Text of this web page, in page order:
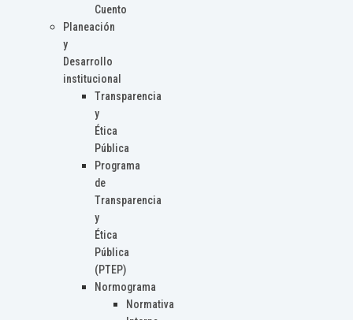
Cuento
Planeación
y
Desarrollo
institucional
Transparencia
y
Ética
Pública
Programa
de
Transparencia
y
Ética
Pública
(PTEP)
Normograma
Normativa